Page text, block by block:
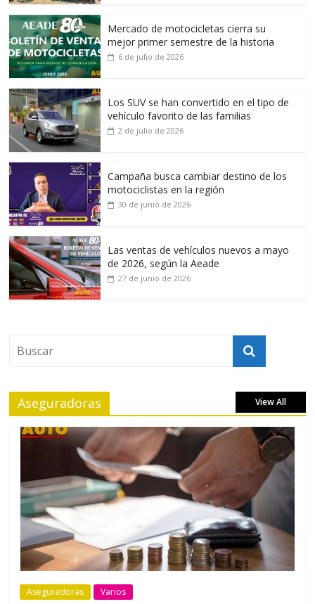
Mercado de motocicletas cierra su
mejor primer semestre de la historia
6 de julio de 2026
Los SUV se han convertido en el tipo de
vehículo favorito de las familias
2 de julio de 2026
Campaña busca cambiar destino de los
motociclistas en la región
30 de junio de 2026
Las ventas de vehículos nuevos a mayo
de 2026, según la Aeade
27 de junio de 2026
Aseguradoras View All
Aseguradoras Varios